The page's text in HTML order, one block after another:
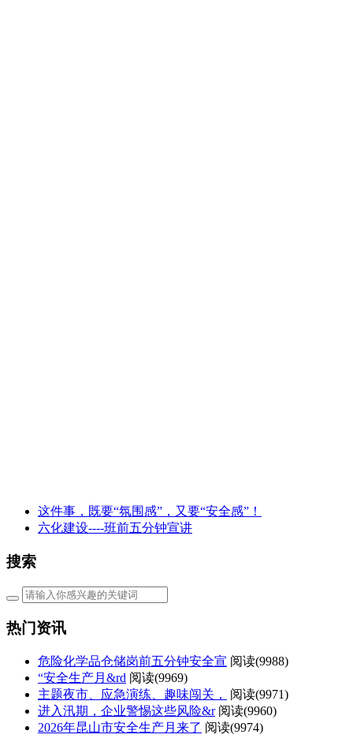
这件事，既要“氛围感”，又要“安全感”！
六化建设----班前五分钟宣讲
搜索
热门资讯
危险化学品仓储岗前五分钟安全宣 阅读(9988)
“安全生产月&rd 阅读(9969)
主题夜市、应急演练、趣味闯关，
阅读(9971)
进入汛期，企业警惕这些风险&r 阅读(9960)
2026年昆山市安全生产月来了 阅读(9974)